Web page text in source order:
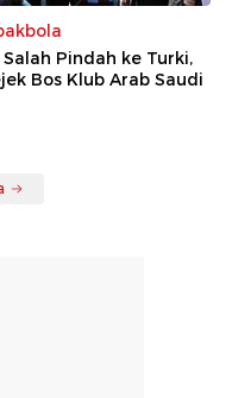
Salah Pindah ke Turki,
Bos Klub Arab Saudi